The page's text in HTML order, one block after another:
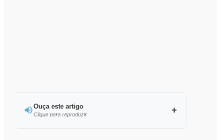
Ouça este artigo
Clique para reproduzir